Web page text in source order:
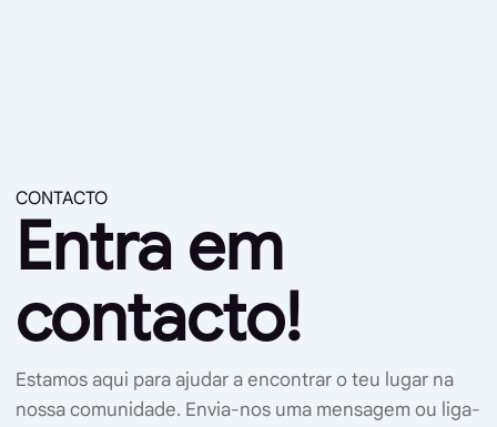
CONTACTO
Entra em
contacto!
Estamos aqui para ajudar a encontrar o teu lugar na
nossa comunidade. Envia-nos uma mensagem ou liga-